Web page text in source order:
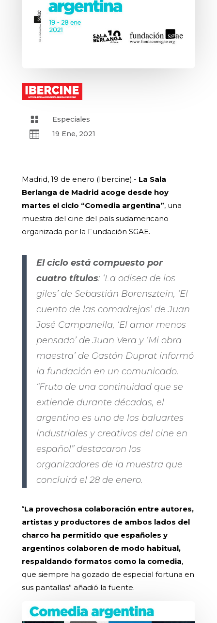
 Especiales
 19 Ene, 2021
Madrid, 19 de enero (Ibercine).- La Sala
Berlanga de Madrid acoge desde hoy
martes el ciclo “Comedia argentina”, una
muestra del cine del país sudamericano
organizada por la Fundación SGAE.
El ciclo está compuesto por
cuatro títulos: ‘La odisea de los
giles’ de Sebastián Borensztein, ‘El
cuento de las comadrejas’ de Juan
José Campanella, ‘El amor menos
pensado’ de Juan Vera y ‘Mi obra
maestra’ de Gastón Duprat informó
la fundación en un comunicado.
“Fruto de una continuidad que se
extiende durante décadas, el
argentino es uno de los baluartes
industriales y creativos del cine en
español” destacaron los
organizadores de la muestra que
concluirá el 28 de enero.
“La provechosa colaboración entre autores,
artistas y productores de ambos lados del
charco ha permitido que españoles y
argentinos colaboren de modo habitual,
respaldando formatos como la comedia,
que siempre ha gozado de especial fortuna en
sus pantallas” añadió la fuente.